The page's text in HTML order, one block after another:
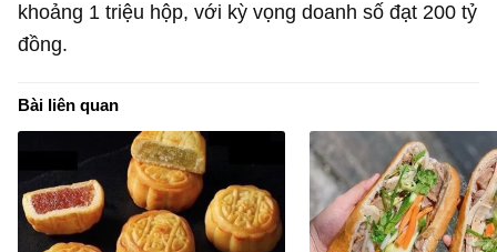
khoảng 1 triệu hộp, với kỳ vọng doanh số đạt 200 tỷ
đồng.
Bài liên quan